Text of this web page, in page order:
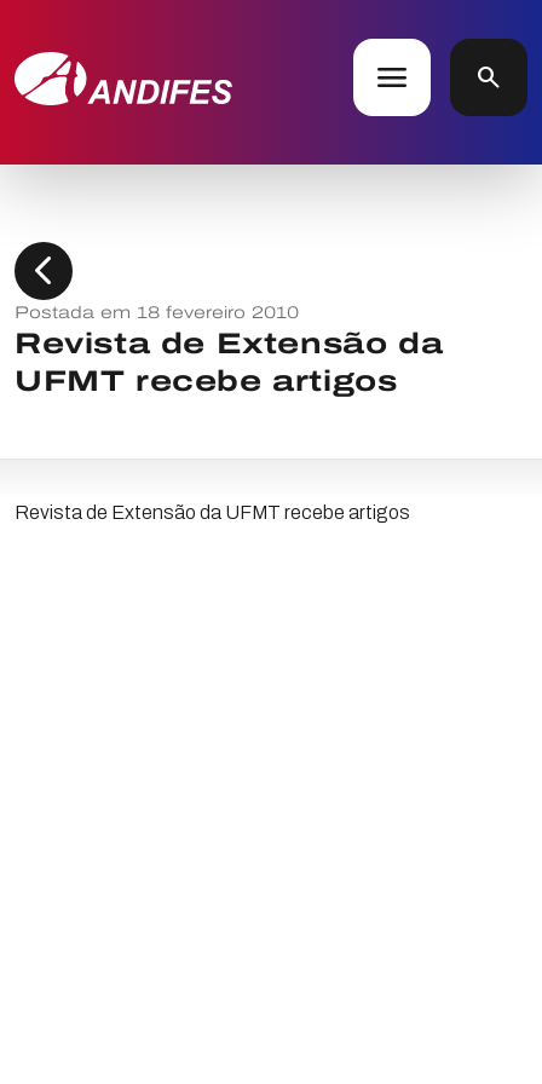
menu search
chevron_left
Postada em 18 fevereiro 2010
Revista de Extensão da
UFMT recebe artigos
Revista de Extensão da UFMT recebe artigos